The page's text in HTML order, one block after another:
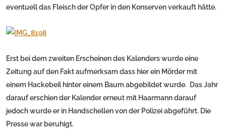
eventuell das Fleisch der Opfer in den Konserven verkauft hätte.
Erst bei dem zweiten Erscheinen des Kalenders wurde eine
Zeitung auf den Fakt aufmerksam dass hier ein Mörder mit
einem Hackebeil hinter einem Baum abgebildet wurde. Das Jahr
darauf erschien der Kalender erneut mit Haarmann darauf
jedoch wurde er in Handschellen von der Polizei abgeführt. Die
Presse war beruhigt.